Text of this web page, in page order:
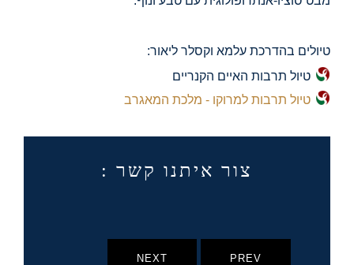
טיולים בהדרכת עלמא וקסלר ליאור:
טיול תרבות האיים הקנריים
טיול תרבות למרוקו - מלכת המאגרב
צור איתנו קשר :
PREV
NEXT